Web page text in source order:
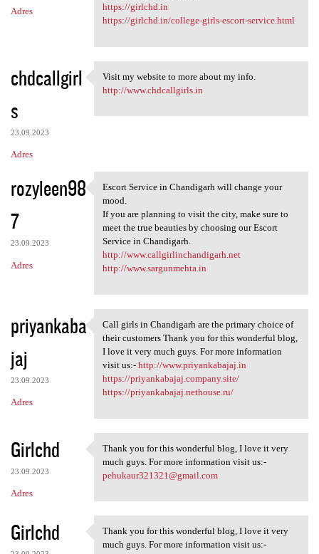
Adres
https://girlchd.in
https://girlchd.in/college-girls-escort-service.html
chdcallgirl
s
23.09.2023
Adres
Visit my website to more
Visit my website to more about my info.
http://www.chdcallgirls.in
rozyleen98
7
23.09.2023
Adres
Escort Service in Chandigarh
Escort Service in Chandigarh will change your
mood.
If you are planning to visit the city, make sure to
meet the true beauties by choosing our Escort
Service in Chandigarh.
http://www.callgirlinchandigarh.net
http://www.sargunmehta.in
priyankaba
jaj
23.09.2023
Adres
Call girls in Chandigarh are
Call girls in Chandigarh are the primary choice of
their customers Thank you for this wonderful blog,
I love it very much guys. For more information
visit us:- http://www.priyankabajaj.in
https://priyankabajaj.company.site/
https://priyankabajaj.nethouse.ru/
Girlchd
23.09.2023
Adres
Thank you for this wonderful
Thank you for this wonderful blog, I love it very
much guys. For more information visit us:-
pehukaur321321@gmail.com
Girlchd Thank you for this wonderful
Thank you for this wonderful blog, I love it very
much guys. For more information visit us:-